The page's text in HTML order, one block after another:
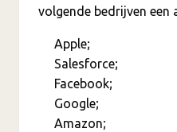
volgende bedrijven een
Apple;
Salesforce;
Facebook;
Google;
Amazon;